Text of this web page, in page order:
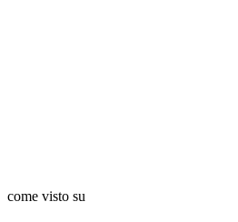
come visto su